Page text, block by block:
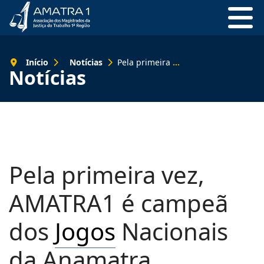
Notícias
Início Notícias Pela primeira vez, AMATRA1 é campeã dos Jogos Nacionais da Anamatra
Pela primeira vez,
AMATRA1 é campeã
dos Jogos Nacionais